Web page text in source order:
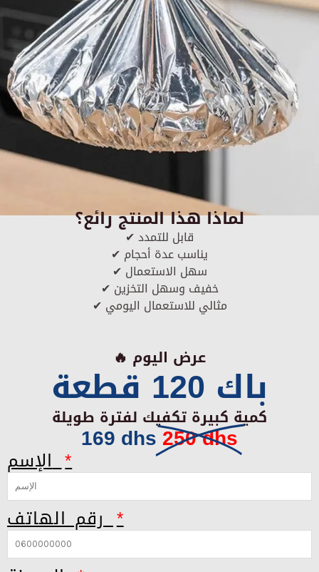
لماذا هذا المنتج رائع؟
✔ قابل للتمدد
✔ يناسب عدة أحجام
✔ سهل الاستعمال
✔ خفيف وسهل التخزين
✔ مثالي للاستعمال اليومي
🔥 عرض اليوم باك 120 قطعة
كمية كبيرة تكفيك لفترة طويلة
169 dhs 250 dhs
الإسم
رقم الهاتف